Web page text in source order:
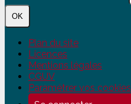
OK
Plan du site
Licences
Mentions légales
CGUV
Paramétrer vos cookies